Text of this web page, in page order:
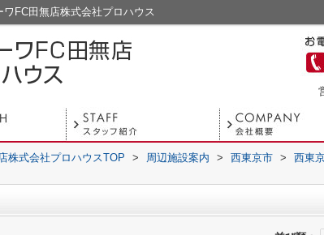
FC田無店株式会社プロハウス
株式会社プロハウスTOP > 周辺施設案内 > 西東京市 > 西東